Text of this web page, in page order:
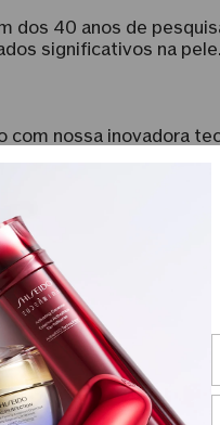
dos 40 anos de
significativos na pele.
com nossa inovadora
de preenchimento
firme e
alvo um lifting,
que ajuda a empurrar